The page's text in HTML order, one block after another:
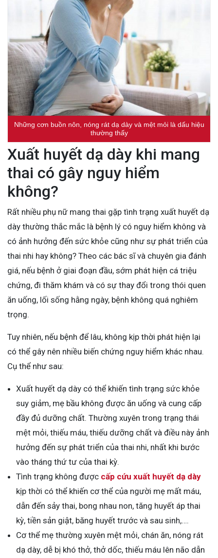
Những cơn buồn nôn, nóng rát dạ dày và mệt mỏi là dấu hiệu
thường thấy
Xuất huyết dạ dày khi mang
thai có gây nguy hiểm
không?
Rất nhiều phụ nữ mang thai gặp tình trạng xuất huyết dạ
dày thường thắc mắc là bệnh lý có nguy hiểm không và
có ảnh hưởng đến sức khỏe cũng như sự phát triển của
thai nhi hay không? Theo các bác sĩ và chuyên gia đánh
giá, nếu bệnh ở giai đoạn đầu, sớm phát hiện cá triệu
chứng, đi thăm khám và có sự thay đổi trong thói quen
ăn uống, lối sống hằng ngày, bệnh không quá nghiêm
trọng.
Tuy nhiên, nếu bệnh để lâu, không kịp thời phát hiện lại
có thể gây nên nhiều biến chứng nguy hiểm khác nhau.
Cụ thể như sau:
Xuất huyết dạ dày có thể khiến tình trạng sức khỏe
suy giảm, mẹ bầu không được ăn uống và cung cấp
đầy đủ dưỡng chất. Thường xuyên trong trạng thái
mệt mỏi, thiếu máu, thiếu dưỡng chất và điều này ảnh
hưởng đến sự phát triển của thai nhi, nhất khi bước
vào tháng thứ tư của thai kỳ.
Tình trạng không được cấp cứu xuất huyết dạ dày
kịp thời có thể khiến cơ thể của người mẹ mất máu,
dẫn đến sảy thai, bong nhau non, tăng huyết áp thai
kỳ, tiền sản giật, băng huyết trước và sau sinh,….
Cơ thể mẹ thường xuyên mệt mỏi, chán ăn, nóng rát
dạ dày, dễ bị khó thở, thở dốc, thiếu máu lên não dẫn